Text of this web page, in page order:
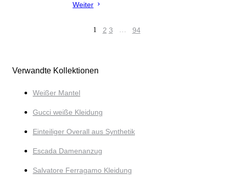
Weiter
1 2 3 … 94
Verwandte Kollektionen
Weißer Mantel
Gucci weiße Kleidung
Einteiliger Overall aus Synthetik
Escada Damenanzug
Salvatore Ferragamo Kleidung